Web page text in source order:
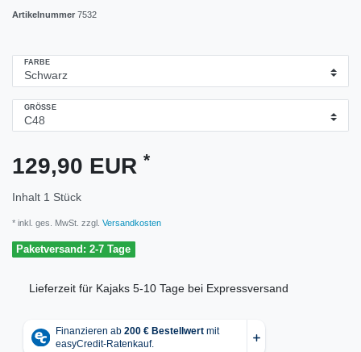
Artikelnummer 7532
FARBE
GRÖSSE
129,90 EUR *
Inhalt 1 Stück
* inkl. ges. MwSt. zzgl. Versandkosten
Paketversand: 2-7 Tage
Lieferzeit für Kajaks 5-10 Tage bei Expressversand